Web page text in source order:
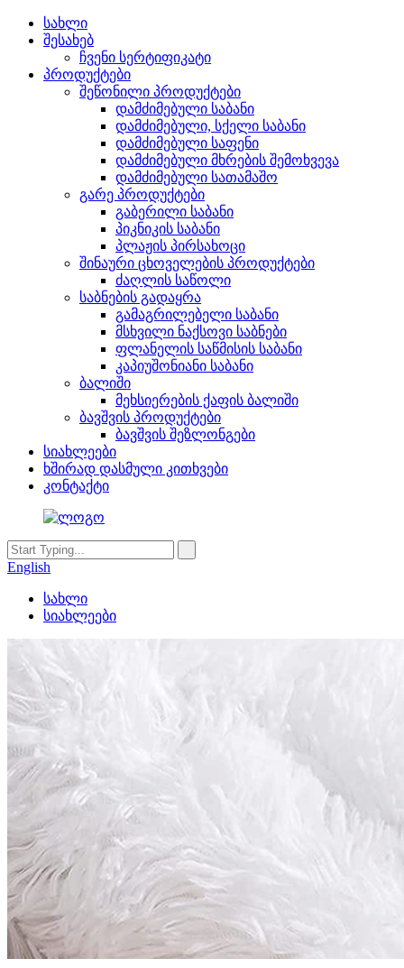
სახლი
შესახებ
ჩვენი სერტიფიკატი
პროდუქტები
შეწონილი პროდუქტები
დამძიმებული საბანი
დამძიმებული, სქელი საბანი
დამძიმებული საფენი
დამძიმებული მხრების შემოხვევა
დამძიმებული სათამაშო
გარე პროდუქტები
გაბერილი საბანი
პიკნიკის საბანი
პლაჟის პირსახოცი
შინაური ცხოველების პროდუქტები
ძაღლის საწოლი
საბნების გადაყრა
გამაგრილებელი საბანი
მსხვილი ნაქსოვი საბნები
ფლანელის საწმისის საბანი
კაპიუშონიანი საბანი
ბალიში
მეხსიერების ქაფის ბალიში
ბავშვის პროდუქტები
ბავშვის შეზლონგები
სიახლეები
ხშირად დასმული კითხვები
კონტაქტი
English
სახლი
სიახლეები